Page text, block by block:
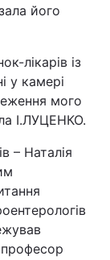
його
лікарів із
у камері
мого
І.ЛУЦЕНКО.
– Наталія
професор